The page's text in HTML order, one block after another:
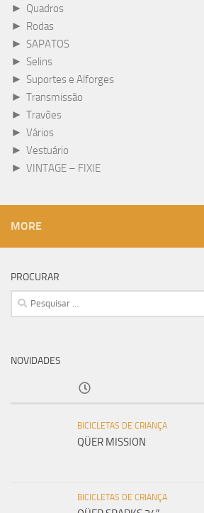
► Quadros
► Rodas
► SAPATOS
► Selins
► Suportes e Alforges
► Transmissão
► Travões
► Vários
► Vestuário
► VINTAGE – FIXIE
MORE
PROCURAR
Pesquisar
por:
NOVIDADES
BICICLETAS DE CRIANÇA
QÜER MISSION
BICICLETAS DE CRIANÇA